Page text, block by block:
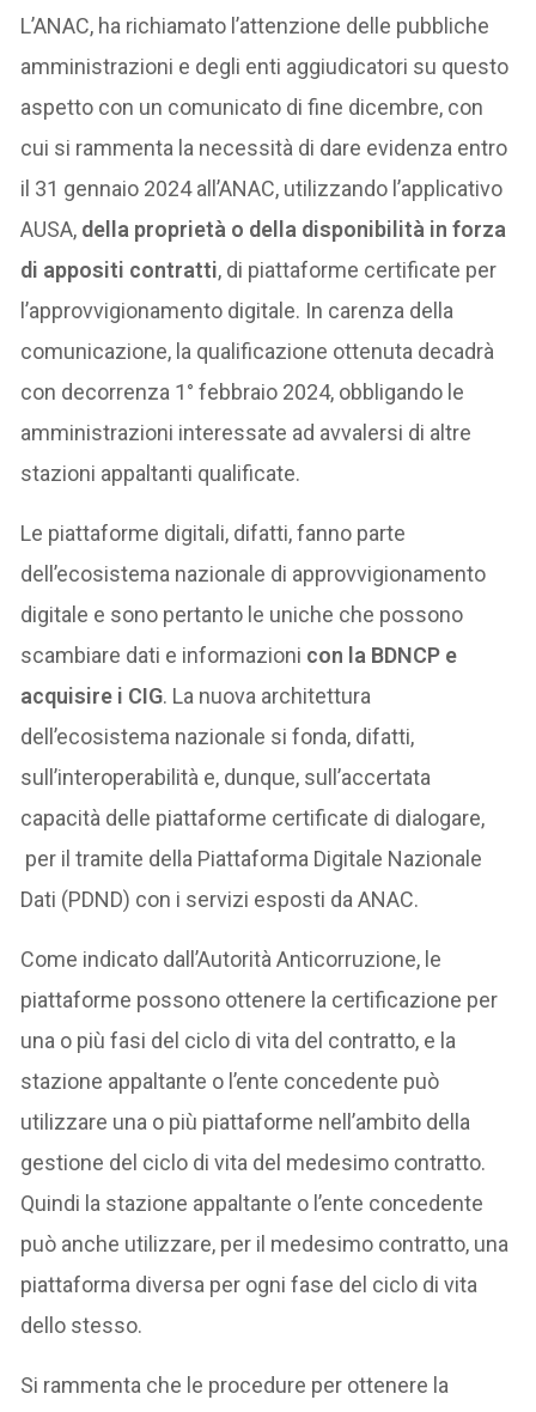
L’ANAC, ha richiamato l’attenzione delle pubbliche
amministrazioni e degli enti aggiudicatori su questo
aspetto con un comunicato di fine dicembre, con
cui si rammenta la necessità di dare evidenza entro
il 31 gennaio 2024 all’ANAC, utilizzando l’applicativo
AUSA, della proprietà o della disponibilità in forza
di appositi contratti, di piattaforme certificate per
l’approvvigionamento digitale. In carenza della
comunicazione, la qualificazione ottenuta decadrà
con decorrenza 1° febbraio 2024, obbligando le
amministrazioni interessate ad avvalersi di altre
stazioni appaltanti qualificate.
Le piattaforme digitali, difatti, fanno parte
dell’ecosistema nazionale di approvvigionamento
digitale e sono pertanto le uniche che possono
scambiare dati e informazioni con la BDNCP e
acquisire i CIG. La nuova architettura
dell’ecosistema nazionale si fonda, difatti,
sull’interoperabilità e, dunque, sull’accertata
capacità delle piattaforme certificate di dialogare,
per il tramite della Piattaforma Digitale Nazionale
Dati (PDND) con i servizi esposti da ANAC.
Come indicato dall’Autorità Anticorruzione, le
piattaforme possono ottenere la certificazione per
una o più fasi del ciclo di vita del contratto, e la
stazione appaltante o l’ente concedente può
utilizzare una o più piattaforme nell’ambito della
gestione del ciclo di vita del medesimo contratto.
Quindi la stazione appaltante o l’ente concedente
può anche utilizzare, per il medesimo contratto, una
piattaforma diversa per ogni fase del ciclo di vita
dello stesso.
Si rammenta che le procedure per ottenere la